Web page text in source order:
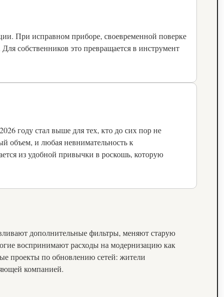
При исправном приборе, своевременной поверке
собственников это превращается в инструмент
году стал выше для тех, кто до сих пор не
объем, и любая невнимательность к
из удобной привычки в роскошь, которую
дополнительные фильтры, меняют старую
воспринимают расходы на модернизацию как
проекты по обновлению сетей: жители
компанией.